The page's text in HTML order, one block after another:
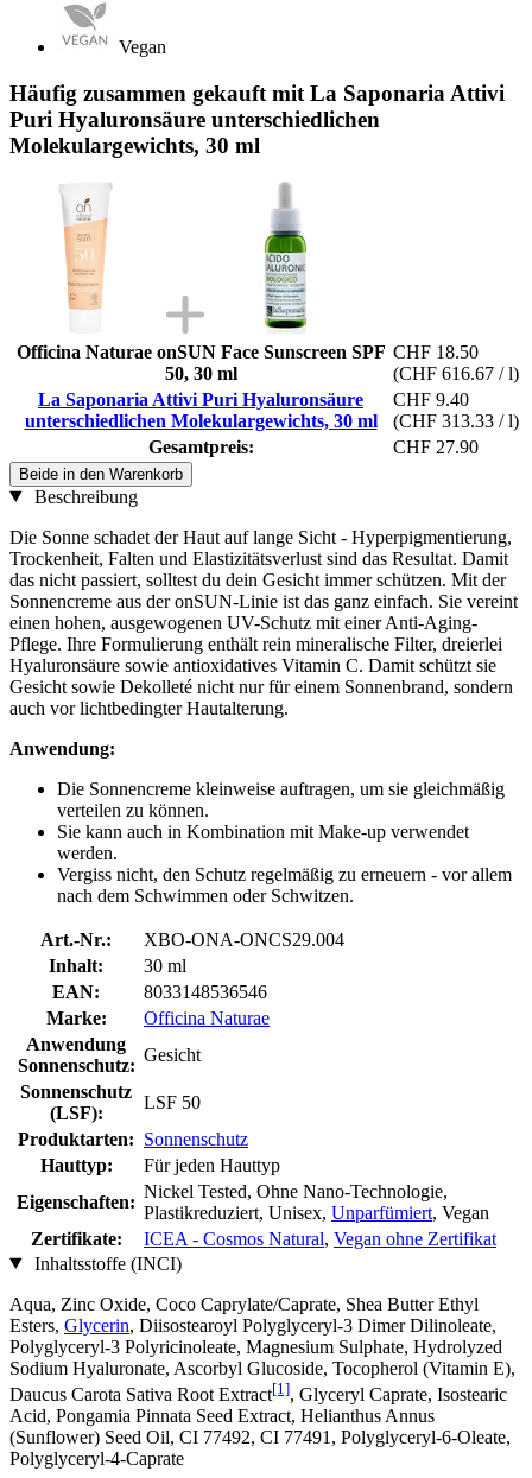
Vegan
Häufig zusammen gekauft mit La Saponaria Attivi
Puri Hyaluronsäure unterschiedlichen
Molekulargewichts, 30 ml
Officina Naturae onSUN Face Sunscreen SPF
50, 30 ml
CHF 18.50
(CHF 616.67 / l)
La Saponaria Attivi Puri Hyaluronsäure
unterschiedlichen Molekulargewichts, 30 ml
CHF 9.40
(CHF 313.33 / l)
Gesamtpreis:
CHF 27.90
Beide in den Warenkorb
Beschreibung
Die Sonne schadet der Haut auf lange Sicht - Hyperpigmentierung,
Trockenheit, Falten und Elastizitätsverlust sind das Resultat. Damit
das nicht passiert, solltest du dein Gesicht immer schützen. Mit der
Sonnencreme aus der onSUN-Linie ist das ganz einfach. Sie vereint
einen hohen, ausgewogenen UV-Schutz mit einer Anti-Aging-
Pflege. Ihre Formulierung enthält rein mineralische Filter, dreierlei
Hyaluronsäure sowie antioxidatives Vitamin C. Damit schützt sie
Gesicht sowie Dekolleté nicht nur für einem Sonnenbrand, sondern
auch vor lichtbedingter Hautalterung.
Anwendung:
Die Sonnencreme kleinweise auftragen, um sie gleichmäßig
verteilen zu können.
Sie kann auch in Kombination mit Make-up verwendet
werden.
Vergiss nicht, den Schutz regelmäßig zu erneuern - vor allem
nach dem Schwimmen oder Schwitzen.
Art.-Nr.:
XBO-ONA-ONCS29.004
Inhalt:
30 ml
EAN:
8033148536546
Marke:
Officina Naturae
Anwendung
Sonnenschutz:
Gesicht
Sonnenschutz
(LSF):
LSF 50
Produktarten: Sonnenschutz
Hauttyp:
Für jeden Hauttyp
Eigenschaften:
Nickel Tested, Ohne Nano-Technologie,
Plastikreduziert, Unisex, Unparfümiert, Vegan
Zertifikate:
ICEA - Cosmos Natural, Vegan ohne Zertifikat
Inhaltsstoffe (INCI)
Aqua, Zinc Oxide, Coco Caprylate/Caprate, Shea Butter Ethyl
Esters, Glycerin, Diisostearoyl Polyglyceryl-3 Dimer Dilinoleate,
Polyglyceryl-3 Polyricinoleate, Magnesium Sulphate, Hydrolyzed
Sodium Hyaluronate, Ascorbyl Glucoside, Tocopherol (Vitamin E),
Daucus Carota Sativa Root Extract[1], Glyceryl Caprate, Isostearic
Acid, Pongamia Pinnata Seed Extract, Helianthus Annus
(Sunflower) Seed Oil, CI 77492, CI 77491, Polyglyceryl-6-Oleate,
Polyglyceryl-4-Caprate